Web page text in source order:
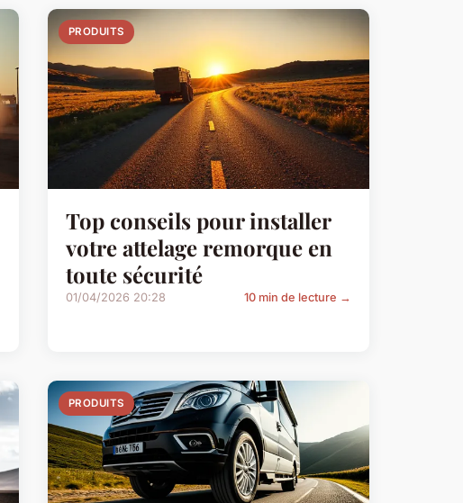
PRODUITS
Top conseils pour installer
votre attelage remorque en
toute sécurité
01/04/2026 20:28 10 min de lecture →
PRODUITS